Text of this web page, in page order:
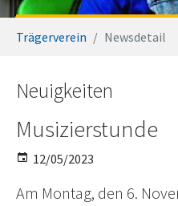
Trägerverein Newsdetail
Neuigkeiten
Musizierstunde
12/05/2023
Am Montag, den 6.